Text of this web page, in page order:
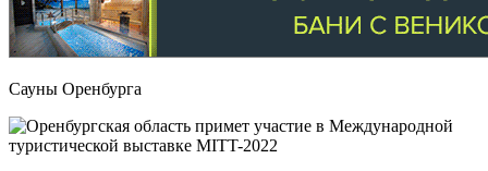
Сауны Оренбурга